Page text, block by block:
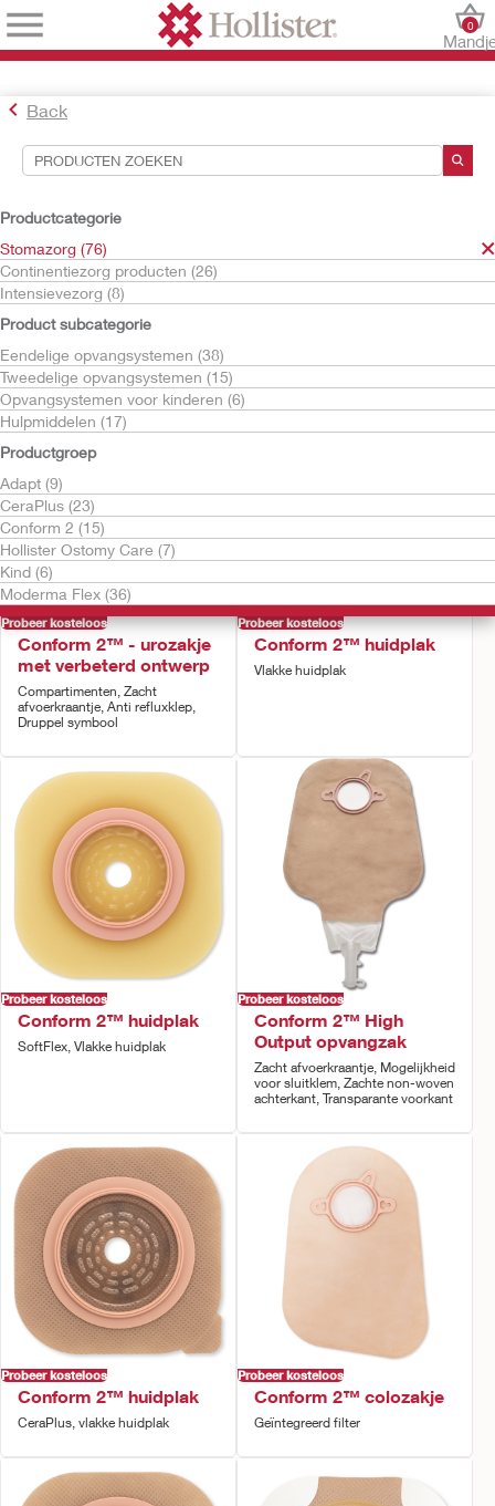
0
Back
Productcategorie
Stomazorg (76)
Continentiezorg producten (26)
Intensievezorg (8)
Product subcategorie
Eendelige opvangsystemen (38)
Tweedelige opvangsystemen (15)
Opvangsystemen voor kinderen (6)
Hulpmiddelen (17)
Productgroep
Adapt (9)
CeraPlus (23)
Conform 2 (15)
Hollister Ostomy Care (7)
Kind (6)
Moderma Flex (36)
Hulpmiddelen voor zoekopdrachten
Uw selecties:
Stomazorg
Uw selectie komt overeen met
Sorteren op:
Probeer kosteloos
Conform 2™ - urozakje
met verbeterd ontwerp
Compartimenten, Zacht
afvoerkraantje, Anti refluxklep,
Druppel symbool
Probeer kosteloos
Conform 2™ huidplak
Vlakke huidplak
Probeer kosteloos
Conform 2™ huidplak
SoftFlex, Vlakke huidplak
Probeer kosteloos
Conform 2™ High
Output opvangzak
Zacht afvoerkraantje, Mogelijkheid
voor sluitklem, Zachte non-woven
achterkant, Transparante voorkant
Probeer kosteloos
Conform 2™ huidplak
CeraPlus, vlakke huidplak
Probeer kosteloos
Conform 2™ colozakje
Geïntegreerd filter